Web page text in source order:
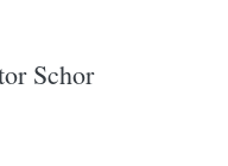
Schor